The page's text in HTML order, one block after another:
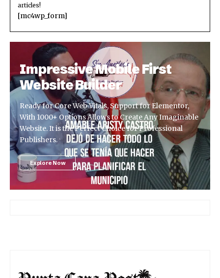
articles!
[mc4wp_form]
Impressive Mobile First
Website Builder
Ready for Core Web Vitals, Support for Elementor,
With 1000+ Options Allows to Create Any Imaginable
Website. It is the Perfect Choice for Professional
Publishers.
Explore Now